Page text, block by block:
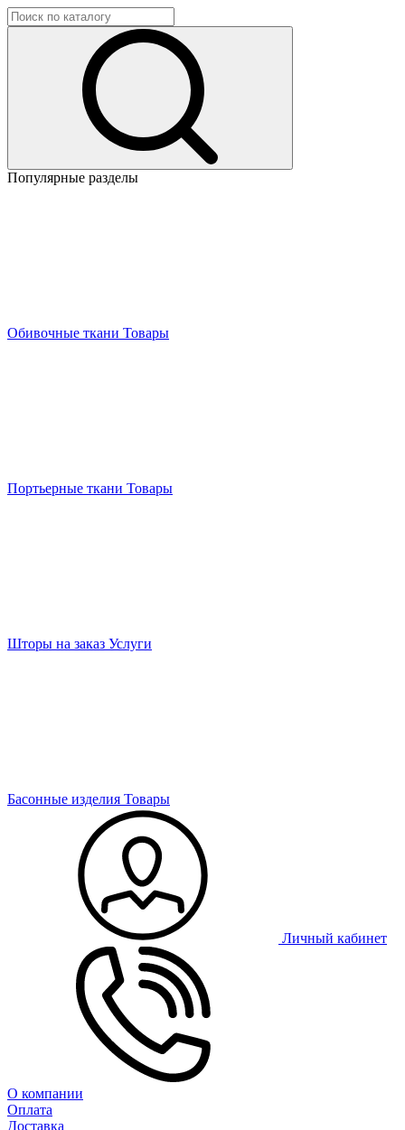
Популярные разделы
Обивочные ткани Товары
Портьерные ткани Товары
Шторы на заказ Услуги
Басонные изделия Товары
Личный кабинет
О компании
Оплата
Доставка